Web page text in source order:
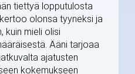
tiettyä lopputulosta
olonsa tyyneksi ja
kuin mieli olisi
Ääni tarjoaa
ajatusten
kokemukseen